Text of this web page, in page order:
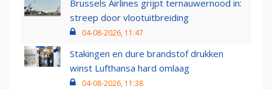
Brussels Airlines grijpt ternauwernood in:
streep door vlootuitbreiding
04-08-2026, 11:47
Stakingen en dure brandstof drukken
winst Lufthansa hard omlaag
04-08-2026, 11:38